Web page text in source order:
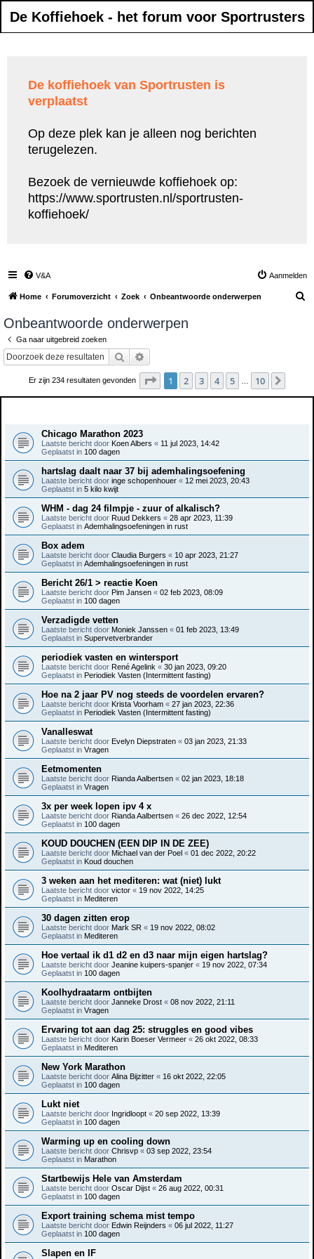
De Koffiehoek - het forum voor Sportrusters
De koffiehoek van Sportrusten is
verplaatst
Op deze plek kan je alleen nog berichten
terugelezen.
Bezoek de vernieuwde koffiehoek op:
https://www.sportrusten.nl/sportrusten-
koffiehoek/
V&A Aanmelden
Home Forumoverzicht Zoek Onbeantwoorde onderwerpen
Onbeantwoorde onderwerpen
Ga naar uitgebreid zoeken
Zoek
Er zijn 234 resultaten gevonden Pagina van 10
1 2 3 4 5 10
Chicago Marathon 2023
Laatste bericht door Koen Albers « 11 jul 2023, 14:42
Geplaatst in 100 dagen
hartslag daalt naar 37 bij ademhalingsoefening
Laatste bericht door inge schopenhouer « 12 mei 2023, 20:43
Geplaatst in 5 kilo kwijt
WHM - dag 24 filmpje - zuur of alkalisch?
Laatste bericht door Ruud Dekkers « 28 apr 2023, 11:39
Geplaatst in Ademhalingsoefeningen in rust
Box adem
Laatste bericht door Claudia Burgers « 10 apr 2023, 21:27
Geplaatst in Ademhalingsoefeningen in rust
Bericht 26/1 > reactie Koen
Laatste bericht door Pim Jansen « 02 feb 2023, 08:09
Geplaatst in 100 dagen
Verzadigde vetten
Laatste bericht door Moniek Janssen « 01 feb 2023, 13:49
Geplaatst in Supervetverbrander
periodiek vasten en wintersport
Laatste bericht door René Agelink « 30 jan 2023, 09:20
Geplaatst in Periodiek Vasten (Intermittent fasting)
Hoe na 2 jaar PV nog steeds de voordelen ervaren?
Laatste bericht door Krista Voorham « 27 jan 2023, 22:36
Geplaatst in Periodiek Vasten (Intermittent fasting)
Vanalleswat
Laatste bericht door Evelyn Diepstraten « 03 jan 2023, 21:33
Geplaatst in Vragen
Eetmomenten
Laatste bericht door Rianda Aalbertsen « 02 jan 2023, 18:18
Geplaatst in Vragen
3x per week lopen ipv 4 x
Laatste bericht door Rianda Aalbertsen « 26 dec 2022, 12:54
Geplaatst in 100 dagen
KOUD DOUCHEN (EEN DIP IN DE ZEE)
Laatste bericht door Michael van der Poel « 01 dec 2022, 20:22
Geplaatst in Koud douchen
3 weken aan het mediteren: wat (niet) lukt
Laatste bericht door victor « 19 nov 2022, 14:25
Geplaatst in Mediteren
30 dagen zitten erop
Laatste bericht door Mark SR « 19 nov 2022, 08:02
Geplaatst in Mediteren
Hoe vertaal ik d1 d2 en d3 naar mijn eigen hartslag?
Laatste bericht door Jeanine kuipers-spanjer « 19 nov 2022, 07:34
Geplaatst in 100 dagen
Koolhydraatarm ontbijten
Laatste bericht door Janneke Drost « 08 nov 2022, 21:11
Geplaatst in Vragen
Ervaring tot aan dag 25: struggles en good vibes
Laatste bericht door Karin Boeser Vermeer « 26 okt 2022, 08:33
Geplaatst in Mediteren
New York Marathon
Laatste bericht door Alina Bijzitter « 16 okt 2022, 22:05
Geplaatst in 100 dagen
Lukt niet
Laatste bericht door Ingridloopt « 20 sep 2022, 13:39
Geplaatst in 100 dagen
Warming up en cooling down
Laatste bericht door Chrisvp « 03 sep 2022, 23:54
Geplaatst in Marathon
Startbewijs Hele van Amsterdam
Laatste bericht door Oscar Dijst « 26 aug 2022, 00:31
Geplaatst in 100 dagen
Export training schema mist tempo
Laatste bericht door Edwin Reijnders « 06 jul 2022, 11:27
Geplaatst in 100 dagen
Slapen en IF